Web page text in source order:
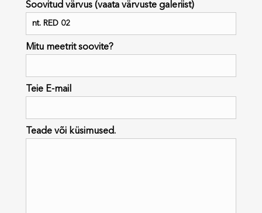
Soovitud värvus (vaata värvuste galeriist)
Mitu meetrit soovite?
Teie E-mail
Teade või küsimused.